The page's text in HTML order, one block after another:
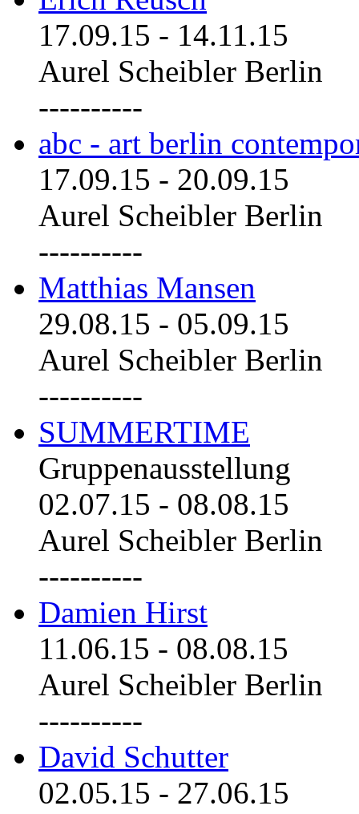
17.09.15 - 14.11.15
Aurel Scheibler Berlin
----------
abc - art berlin
17.09.15 - 20.09.15
Aurel Scheibler Berlin
----------
Matthias Mansen
29.08.15 - 05.09.15
Aurel Scheibler Berlin
----------
SUMMERTIME
Gruppenausstellung
02.07.15 - 08.08.15
Aurel Scheibler Berlin
----------
Damien Hirst
11.06.15 - 08.08.15
Aurel Scheibler Berlin
----------
David Schutter
02.05.15 - 27.06.15